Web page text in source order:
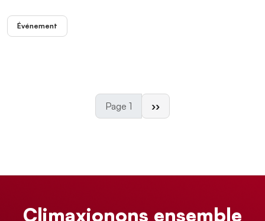
Événement
Page 1 Page suivante
››
Climaxionons ensemble